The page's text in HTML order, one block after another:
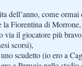
dell’anno, come
la Fiorentina di
via il giocatore più
scorsi),
scudetto (io ero a